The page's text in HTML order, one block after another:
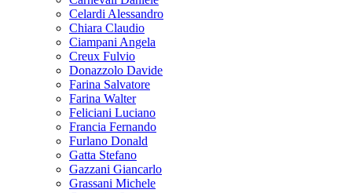
Celardi Alessandro
Chiara Claudio
Ciampani Angela
Creux Fulvio
Donazzolo Davide
Farina Salvatore
Farina Walter
Feliciani Luciano
Francia Fernando
Furlano Donald
Gatta Stefano
Gazzani Giancarlo
Grassani Michele